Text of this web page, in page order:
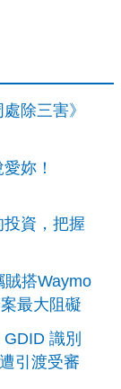
除三害》
妳！
資，把握
搭Waymo
最大阻礙
識別
引渡受審